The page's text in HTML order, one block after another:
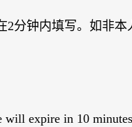
2分钟内填写。如非本
expire in 10